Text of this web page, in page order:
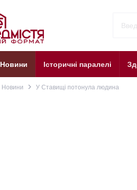
Новини Історичні паралелі
Новини navigate_next У Ставищі потонула людина